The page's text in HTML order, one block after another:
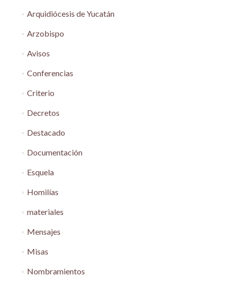
Arquidiócesis de Yucatán
Arzobispo
Avisos
Conferencias
Criterio
Decretos
Destacado
Documentación
Esquela
Homilías
materiales
Mensajes
Misas
Nombramientos